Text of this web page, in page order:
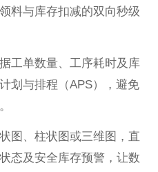
料与库存扣减的双向秒级
工单数量、工序耗时及库
划与排程（APS），避免
图、柱状图或三维图，直
态及安全库存预警，让数